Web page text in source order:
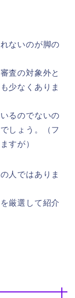
ないのが脚の
査の対象外と
少なくありま
るのでないの
しょう。（フ
すが）
人ではありま
厳選して紹介